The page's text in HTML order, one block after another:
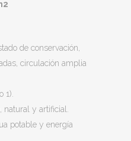
de conservación,
circulación amplia
1).
natural y artificial.
potable y energía